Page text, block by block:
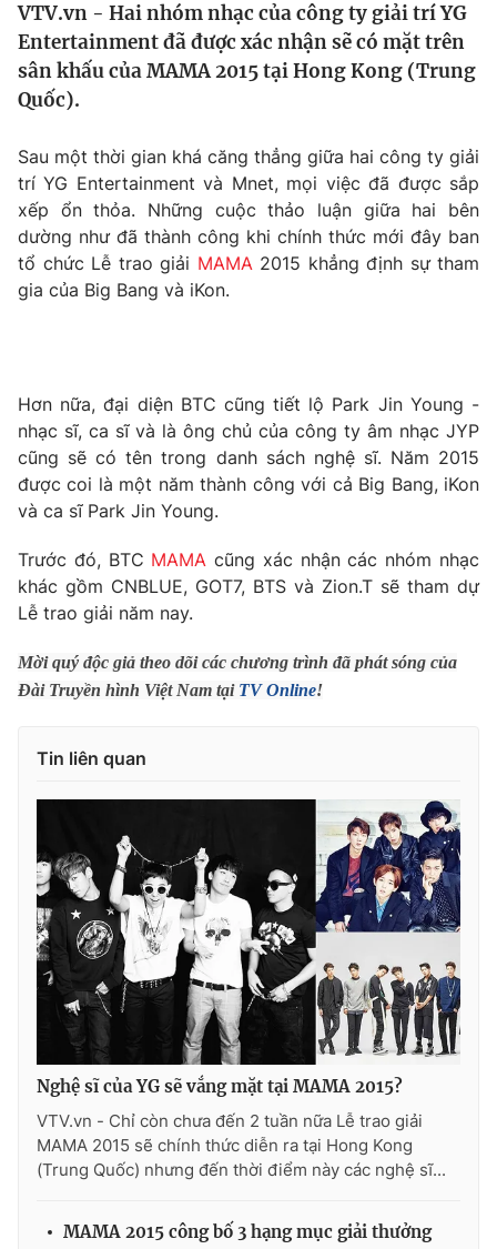
Thế giới
Tin tức
Thế giới đó đây
Câu chuyện quốc tế
Kinh tế
Thị trường
Góc doanh nghiệp
Dữ liệu và đời sống
Truyền hình
Phim VTV
Hậu trường
Khán giả
Giải sao mai
Giải trí
Sao
Làm đẹp
Chất lượng cuộc sống
Giáo dục
Tuyển sinh
Học trực tuyến
Công nghệ
Hitech Công nghệ tương lai
Sản phẩm
Thị trường
Tư vấn
Lịch phát sóng
Chuyên mục khác
Video Shorts video
VTV Money VTV Thể thao
VTV Sức khoẻ Bất động sản
Thị trường 24h Tấm lòng Việt
VTV4 Vươn mình bằng AI
VTV9 VTV8
Liên hệ tòa soạn English
VTV.vn - Hai nhóm nhạc của công ty giải trí YG
Entertainment đã được xác nhận sẽ có mặt trên
sân khấu của MAMA 2015 tại Hong Kong (Trung
Quốc).
Sau một thời gian khá căng thẳng giữa hai công ty giải
trí YG Entertainment và Mnet, mọi việc đã được sắp
xếp ổn thỏa. Những cuộc thảo luận giữa hai bên
dường như đã thành công khi chính thức mới đây ban
tổ chức Lễ trao giải MAMA2015 khẳng định sự tham
gia của Big Bang và iKon.
Hơn nữa, đại diện BTC cũng tiết lộ Park Jin Young -
nhạc sĩ, ca sĩ và là ông chủ của công ty âm nhạc JYP
cũng sẽ có tên trong danh sách nghệ sĩ. Năm 2015
được coi là một năm thành công với cả Big Bang, iKon
và ca sĩ Park Jin Young.
Trước đó, BTC MAMA cũng xác nhận các nhóm nhạc
khác gồm CNBLUE, GOT7, BTS và Zion.T sẽ tham dự
Lễ trao giải năm nay.
Mời quý độc giả theo dõi các chương trình đã phát sóng của
Đài Truyền hình Việt Nam tại TV Online!
Tin liên quan
Nghệ sĩ của YG sẽ vắng mặt tại MAMA 2015?
VTV.vn - Chỉ còn chưa đến 2 tuần nữa Lễ trao giải
MAMA 2015 sẽ chính thức diễn ra tại Hong Kong
(Trung Quốc) nhưng đến thời điểm này các nghệ sĩ...
MAMA 2015 công bố 3 hạng mục giải thưởng